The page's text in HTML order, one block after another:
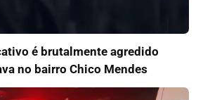
é brutalmente agredido
no bairro Chico Mendes